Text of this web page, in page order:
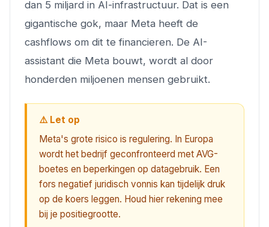
dan 5 miljard in AI-infrastructuur. Dat is een
gigantische gok, maar Meta heeft de
cashflows om dit te financieren. De AI-
assistant die Meta bouwt, wordt al door
honderden miljoenen mensen gebruikt.
⚠️ Let op
Meta's grote risico is regulering. In Europa
wordt het bedrijf geconfronteerd met AVG-
boetes en beperkingen op datagebruik. Een
fors negatief juridisch vonnis kan tijdelijk druk
op de koers leggen. Houd hier rekening mee
bij je positiegrootte.